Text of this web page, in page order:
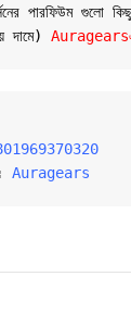
পারফিউম গুলো
দামে) Auragearsএর
Auragears